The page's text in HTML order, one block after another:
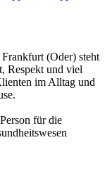
(Oder) steht
Respekt und viel
im Alltag und
für die